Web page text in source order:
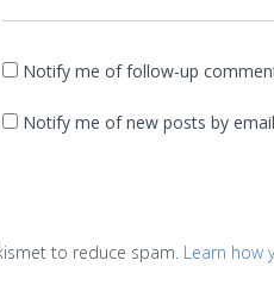
Notify me of follow-up
Notify me of new posts by
to reduce spam. Learn how